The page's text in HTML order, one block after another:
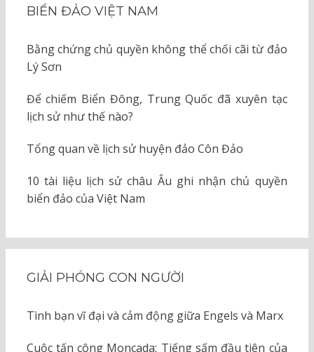
BIỂN ĐẢO VIỆT NAM
Bằng chứng chủ quyền không thể chối cãi từ đảo
Lý Sơn
Để chiếm Biển Đông, Trung Quốc đã xuyên tạc
lịch sử như thế nào?
Tổng quan về lịch sử huyện đảo Côn Đảo
10 tài liệu lịch sử châu Âu ghi nhận chủ quyền
biển đảo của Việt Nam
GIẢI PHÓNG CON NGƯỜI
Tình bạn vĩ đại và cảm động giữa Engels và Marx
Cuộc tấn công Moncada: Tiếng sấm đầu tiên của